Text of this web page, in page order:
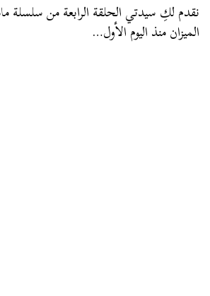
نقدم لكِ سيدتي الحلقة الرابعة من
الميزان منذ اليوم الأول…